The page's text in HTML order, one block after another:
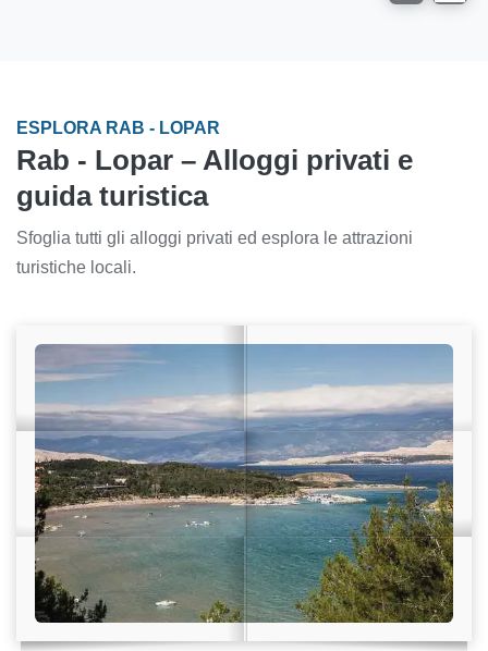
ESPLORA RAB - LOPAR
Rab - Lopar – Alloggi privati e
guida turistica
Sfoglia tutti gli alloggi privati ed esplora le attrazioni
turistiche locali.